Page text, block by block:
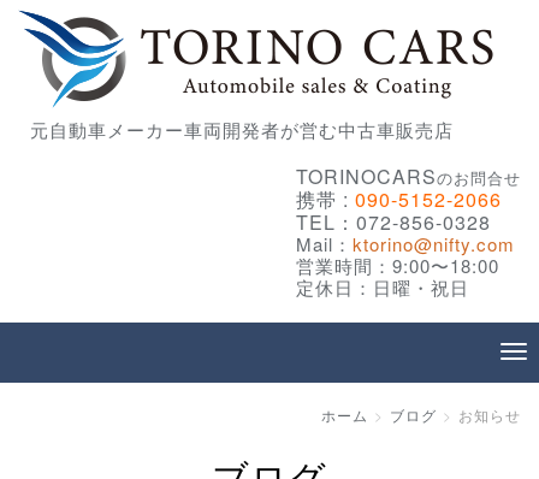
元自動車メーカー車両開発者が営む中古車販売店
TORINOCARSのお問合せ
携帯 : 090-5152-2066
TEL：072-856-0328
Mail： ktorino@nifty.com
営業時間：9:00〜18:00
定休日：日曜・祝日
ホーム ブログ お知らせ